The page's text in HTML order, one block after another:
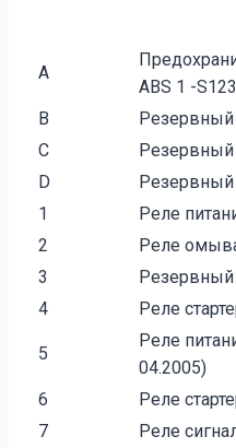
A
ABS 1 -
B
Резервный
C
Резервный
D
Резервный
1
Реле
2
Реле
3
Резервный
4
Реле
5
Реле
04.2005)
6
Реле
7
Реле